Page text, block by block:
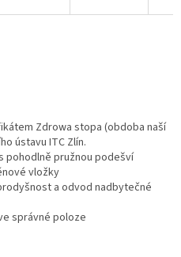
Zdrowa stopa (obdoba naší
ústavu ITC Zlín.
pohodlně pružnou podešví
vložky
a odvod nadbytečné
správné poloze